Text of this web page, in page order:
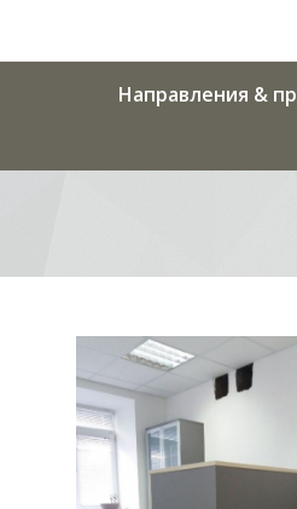
Направления &